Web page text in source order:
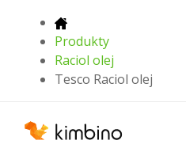
Produkty
Raciol olej
Tesco Raciol olej